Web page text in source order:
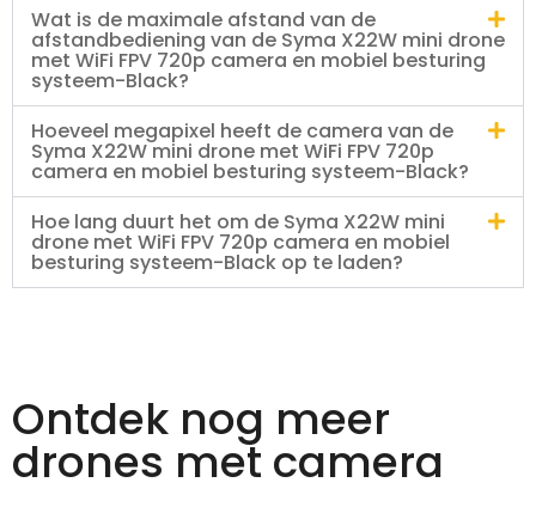
Wat is de maximale afstand van de
afstandbediening van de Syma X22W mini drone
met WiFi FPV 720p camera en mobiel besturing
systeem-Black?
Hoeveel megapixel heeft de camera van de
Syma X22W mini drone met WiFi FPV 720p
camera en mobiel besturing systeem-Black?
Hoe lang duurt het om de Syma X22W mini
drone met WiFi FPV 720p camera en mobiel
besturing systeem-Black op te laden?
Ontdek nog meer
drones met camera